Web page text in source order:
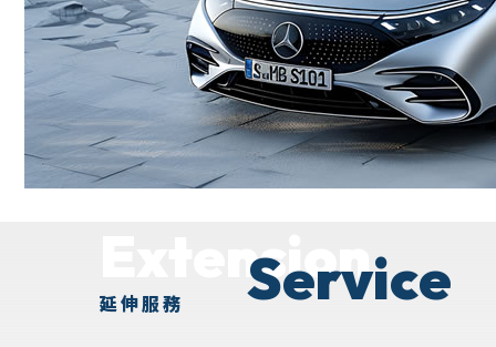
Extension
延伸服務